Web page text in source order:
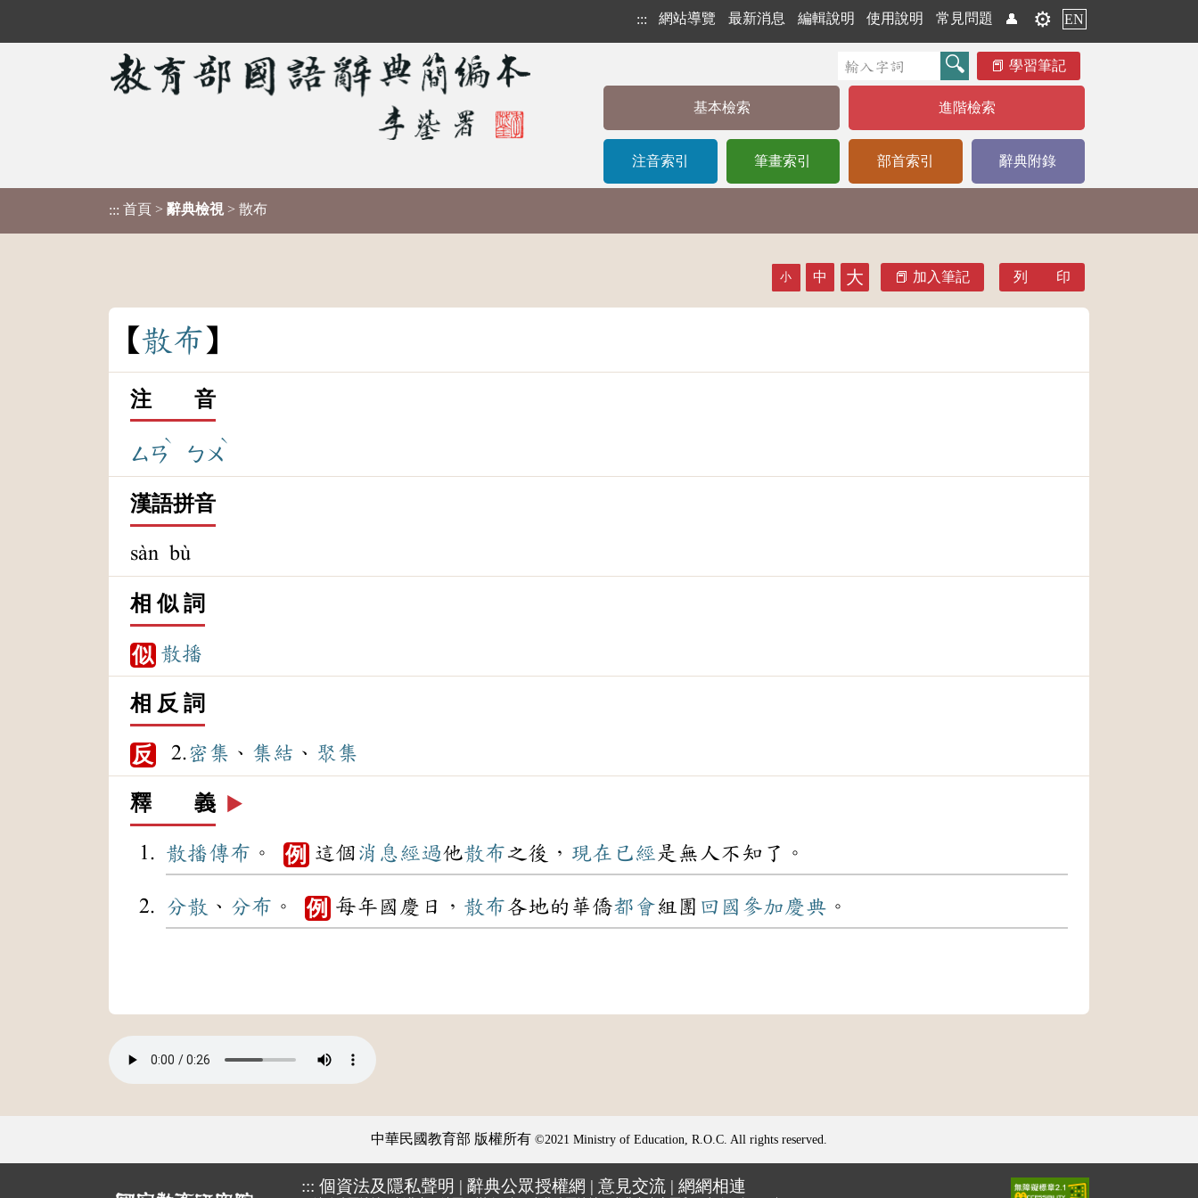
::: 網站導覽 最新消息 編輯說明 使用說明 常見問題 👤 ⚙️ EN
學習筆記
基本檢索 進階檢索
注音索引 筆畫索引 部首索引 辭典附錄
::: 首頁 > 辭典檢視 > 散布
小 中 大 加入筆記 列 印
散布
注 音
ㄙㄢ
ˋ
ㄅㄨ
ˋ
漢語拼音
sàn bù
相 似 詞
似 散播
相 反 詞
反 2.密集 、 集結 、 聚集
釋 義 ▶️
散播傳布 。 例 這個 消息經過他散布之後， 現在 已經是無人不知了。
分散 、 分布 。 例 每年國慶日， 散布各地的華僑都會組團 回國 參加慶典 。
中華民國教育部 版權所有 ©2021 Ministry of Education, R.O.C. All rights reserved.
::: 個資法及隱私聲明 | 辭典公眾授權網 | 意見交流 | 網網相連